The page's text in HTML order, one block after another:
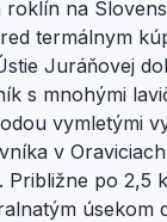
na
termálnym
Juráňovej
s mnohými
vymletými
v
po 2,5
úsekom